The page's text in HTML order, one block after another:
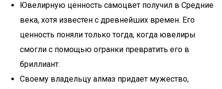
Ювелирную ценность самоцвет получил в Средние
века, хотя известен с древнейших времен. Его
ценность поняли только тогда, когда ювелиры
смогли с помощью огранки превратить его в
бриллиант.
Своему владельцу алмаз придает мужество,